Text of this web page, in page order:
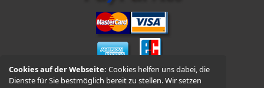
Cookies auf der Webseite:Cookies helfen uns dabei, die
Dienste für Sie bestmöglich bereit zu stellen. Wir setzen